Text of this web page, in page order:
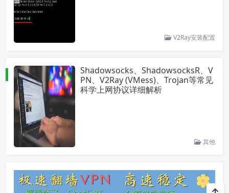
V2Ray安装配置
Shadowsocks、ShadowsocksR、V
PN、V2Ray (VMess)、Trojan等常见
科学上网协议详细解析
其他